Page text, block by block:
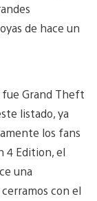
de hace un
fue Grand Theft
listado, ya
los fans
4 Edition, el
una
con el